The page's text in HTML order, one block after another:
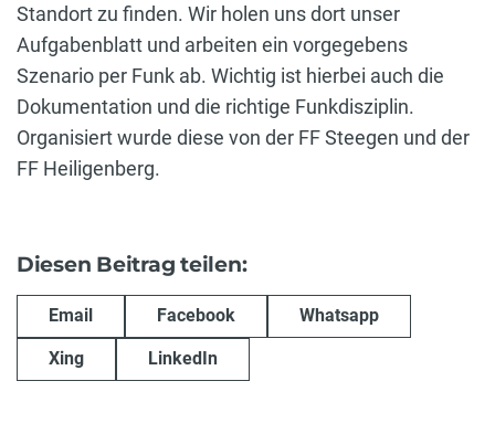
Standort zu finden. Wir holen uns dort unser
Aufgabenblatt und arbeiten ein vorgegebens
Szenario per Funk ab. Wichtig ist hierbei auch die
Dokumentation und die richtige Funkdisziplin.
Organisiert wurde diese von der FF Steegen und der
FF Heiligenberg.
Diesen Beitrag teilen:
Email Facebook Whatsapp
Xing LinkedIn